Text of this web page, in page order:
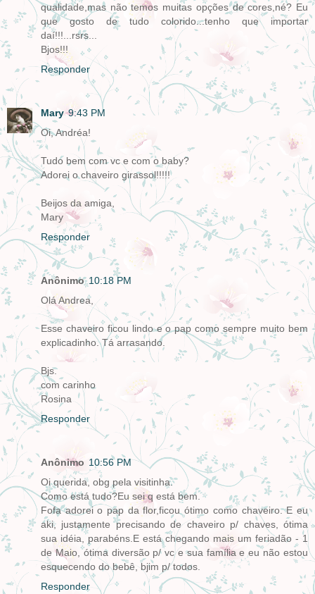
qualidade,mas não temos muitas opções de cores,né? Eu
que gosto de tudo colorido...tenho que importar
daí!!!...rsrs...
Bjos!!!
Responder
Mary 9:43 PM
Oi, Andréa!
Tudo bem com vc e com o baby?
Adorei o chaveiro girassol!!!!!
Beijos da amiga,
Mary
Responder
Anônimo 10:18 PM
Olá Andrea,
Esse chaveiro ficou lindo e o pap como sempre muito bem
explicadinho. Tá arrasando.
Bjs.
com carinho
Rosina
Responder
Anônimo 10:56 PM
Oi querida, obg pela visitinha.
Como está tudo?Eu sei q está bem.
Fofa adorei o pap da flor,ficou ótimo como chaveiro. E eu
aki, justamente precisando de chaveiro p/ chaves, ótima
sua idéia, parabéns.E está chegando mais um feriadão - 1
de Maio, ótima diversão p/ vc e sua família e eu não estou
esquecendo do bebê, bjim p/ todos.
Responder